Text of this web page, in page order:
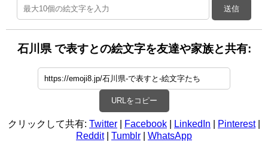
送信
石川県 で表すとの絵文字を友達や家族と共有:
URLをコピー
クリックして共有: Twitter Facebook LinkedIn Pinterest|
Reddit| Tumblr WhatsApp